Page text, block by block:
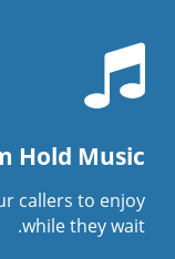
Hold Music
callers to enjoy
while they wait.